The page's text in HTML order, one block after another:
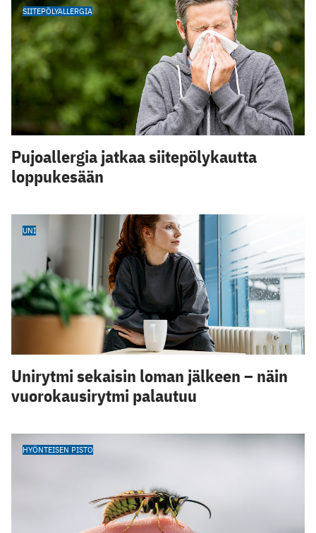
SIITEPÖLYALLERGIA
Pujoallergia jatkaa siitepölykautta
loppukesään
UNI
Unirytmi sekaisin loman jälkeen – näin
vuorokausirytmi palautuu
HYÖNTEISEN PISTO